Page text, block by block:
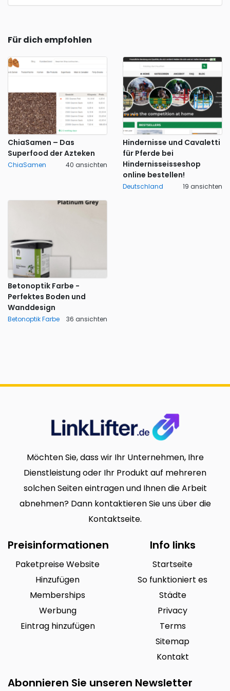
Für dich empfohlen
ChiaSamen – Das
Superfood der Azteken
ChiaSamen 40 ansichten
Hindernisse und Cavaletti
für Pferde bei
Hindernisseisseshop
online bestellen!
Deutschland 19 ansichten
Betonoptik Farbe -
Perfektes Boden und
Wanddesign
Betonoptik Farbe 36 ansichten
Möchten Sie, dass wir Ihr Unternehmen, Ihre
Dienstleistung oder Ihr Produkt auf mehreren
solchen Seiten eintragen und Ihnen die Arbeit
abnehmen? Dann kontaktieren Sie uns über die
Kontaktseite.
Preisinformationen
Paketpreise Website
Hinzufügen
Memberships
Werbung
Eintrag hinzufügen
Info links
Startseite
So funktioniert es
Städte
Privacy
Terms
Sitemap
Kontakt
Abonnieren Sie unseren Newsletter